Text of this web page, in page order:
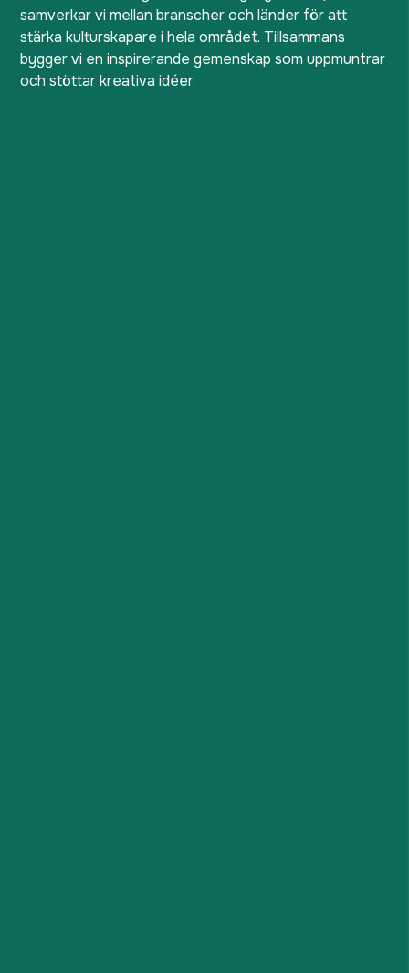
samverkar vi mellan branscher och länder för att
stärka kulturskapare i hela området. Tillsammans
bygger vi en inspirerande gemenskap som uppmuntrar
och stöttar kreativa idéer.